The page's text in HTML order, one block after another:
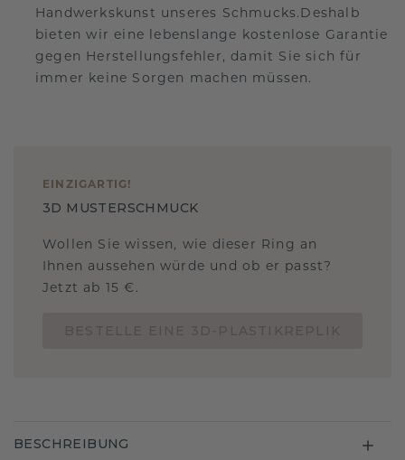
Handwerkskunst unseres Schmucks.Deshalb
bieten wir eine lebenslange kostenlose Garantie
gegen Herstellungsfehler, damit Sie sich für
immer keine Sorgen machen müssen.
EINZIGARTIG !
3D MUSTERSCHMUCK
Wollen Sie wissen, wie dieser Ring an
Ihnen aussehen würde und ob er passt?
Jetzt ab 15 €.
BESCHREIBUNG